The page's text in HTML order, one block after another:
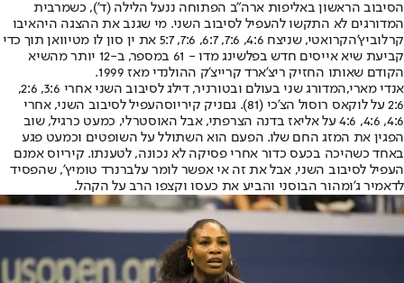
הסיבוב הראשון באליפות ארה"ב הפתוחה ננעל הלילה (ד'), כשמרבית
המדורגים לא התקשו להעפיל לסיבוב השני. מי שגנב את ההצגה היהאיבו
קרלוביץ'
הקרואטי, שניצח 4:6, 7:6, 6:7, 7:6, 5:7 את ין סון לו מטיוואן תוך כדי
קביעת שיא אייסים חדש בפלשינג מדו - 61 במספר, ב-12 יותר מהשיא
הקודם שאותו החזיק ריצ'ארד קרייצ'ק ההולנדי מאז 1999.
אנדי מארי,
המדורג שני בעולם ובטורניר, דילג לסיבוב השני אחרי 3:6, 2:6,
2:6 על לוקאס רוסול הצ'כי (81). גם
ניק קיריוסהעפיל לסיבוב השני, אחרי
4:6, 4:6, 4:6 על אליאז בדנה הצרפתי, אבל האוסטרלי, כמעט כרגיל, שוב
הפגין את המזג החם שלו. הפעם הוא השתולל על השופטים וכמעט פגע
באחד כשהיכה בכעס כדור אחרי פסיקה לא נכונה, לטענתו. קיריוס אמנם
העפיל לסיבוב השני, אבל את זה אי אפשר לומר עלברנרד טומיץ', שהפסיד
לדאמיר ג'ומהור הבוסני והביע את כעסו וקצפו הרב על הקהל.